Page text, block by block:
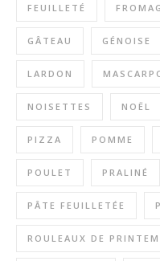
FEUILLETÉ
GÂTEAU GÉNOISE
LARDON
NOISETTES NOËL
PIZZA POMME
POULET PRALINÉ
PÂTE FEUILLETÉE
ROULEAUX DE